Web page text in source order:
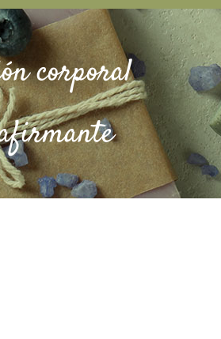
corporal